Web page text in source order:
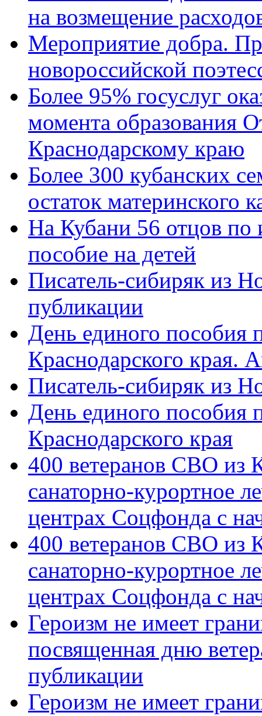
на возмещение
Мероприятие добра.
новороссийской
Более 95% госуслуг
момента образования
Краснодарскому краю
Более 300 кубанских
остаток материнского
На Кубани 56 отцов по
пособие на детей
Писатель-сибиряк из
публикации
День единого пособия
Краснодарского края.
Писатель-сибиряк из
День единого пособия
Краснодарского края
400 ветеранов СВО из
санаторно-курортное
центрах Соцфонда с
400 ветеранов СВО из
санаторно-курортное
центрах Соцфонда с
Героизм не имеет
посвященная дню
публикации
Героизм не имеет